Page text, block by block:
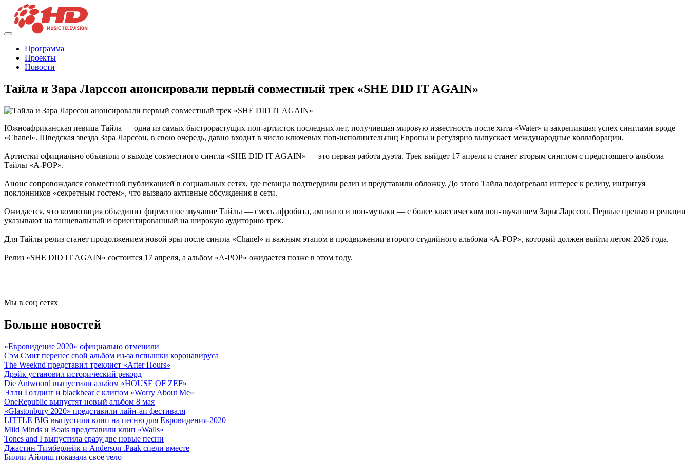
Программа
Проекты
Новости
Тайла и Зара Ларссон анонсировали первый совместный трек «SHE DID IT AGAIN»
Южноафриканская певица Тайла — одна из самых быстрорастущих поп-артисток последних лет, получившая мировую известность после хита «Water» и закрепившая успех синглами вроде
«Chanel». Шведская звезда Зара Ларссон, в свою очередь, давно входит в число ключевых поп-исполнительниц Европы и регулярно выпускает международные коллаборации.
Артистки официально объявили о выходе совместного сингла «SHE DID IT AGAIN» — это первая работа дуэта. Трек выйдет 17 апреля и станет вторым синглом с предстоящего альбома
Тайлы «A-POP».
Анонс сопровождался совместной публикацией в социальных сетях, где певицы подтвердили релиз и представили обложку. До этого Тайла подогревала интерес к релизу, интригуя
поклонников «секретным гостем», что вызвало активные обсуждения в сети.
Ожидается, что композиция объединит фирменное звучание Тайлы — смесь афробита, ампиано и поп-музыки — с более классическим поп-звучанием Зары Ларссон. Первые превью и реакции
указывают на танцевальный и ориентированный на широкую аудиторию трек.
Для Тайлы релиз станет продолжением новой эры после сингла «Chanel» и важным этапом в продвижении второго студийного альбома «A-POP», который должен выйти летом 2026 года.
Релиз «SHE DID IT AGAIN» состоится 17 апреля, а альбом «A-POP» ожидается позже в этом году.
Мы в соц сетях
Больше новостей
«Евровидение 2020» официально отменили
Сэм Смит перенес свой альбом из-за вспышки коронавируса
The Weeknd представил треклист «After Hours»
Дрэйк установил исторический рекорд
Die Antwoord выпустили альбом «HOUSE OF ZEF»
Элли Голдинг и blackbear с клипом «Worry About Me»
OneRepublic выпустят новый альбом 8 мая
«Glastonbury 2020» представили лайн-ап фестиваля
LITTLE BIG выпустили клип на песню для Евровидения-2020
Mild Minds и Boats представили клип «Walls»
Tones and I выпустила сразу две новые песни
Джастин Тимберлейк и Anderson .Paak спели вместе
Билли Айлиш показала свое тело